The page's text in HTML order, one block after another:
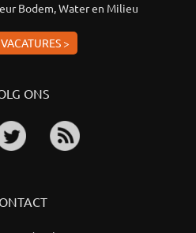
Bodem, Water en Milieu
>
ONS